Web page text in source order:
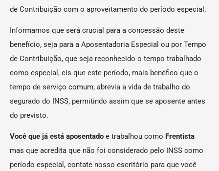
de Contribuição com o aproveitamento do período especial.
Informamos que será crucial para a concessão deste
benefício, seja para a Aposentadoria Especial ou por Tempo
de Contribuição, que seja reconhecido o tempo trabalhado
como especial, eis que este período, mais benéfico que o
tempo de serviço comum, abrevia a vida de trabalho do
segurado do INSS, permitindo assim que se aposente antes
do previsto.
Você que já está aposentado e trabalhou como Frentista
mas que acredita que não foi considerado pelo INSS como
período especial, contate nosso escritório para que você